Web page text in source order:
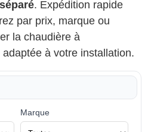
. Expédition rapide
par prix, marque ou
la chaudière à
à votre installation.
Marque